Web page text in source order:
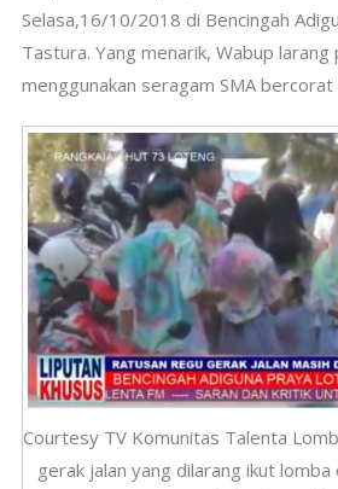
Selasa,16/10/2018 di Bencingah
Tastura. Yang menarik, Wabup
menggunakan seragam SMA
Courtesy TV Komunitas Talenta
gerak jalan yang dilarang ikut